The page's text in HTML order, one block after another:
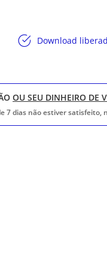
Download
OU SEU DINHEIRO DE
7 dias não estiver satisfeito,